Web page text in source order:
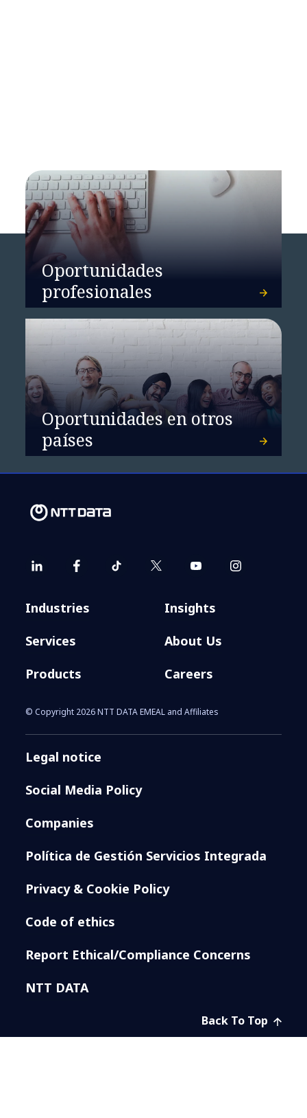
IA privada y soberana
Oportunidades
profesionales
Oportunidades en otros
países
Industries
Services
Products
Insights
About Us
Careers
© Copyright 2026 NTT DATA EMEAL and Affiliates
Legal notice
Social Media Policy
Companies
Política de Gestión Servicios Integrada
Privacy & Cookie Policy
Code of ethics
Report Ethical/Compliance Concerns
NTT DATA
Back To Top